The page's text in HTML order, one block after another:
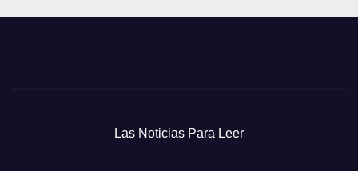
Las Noticias Para Leer